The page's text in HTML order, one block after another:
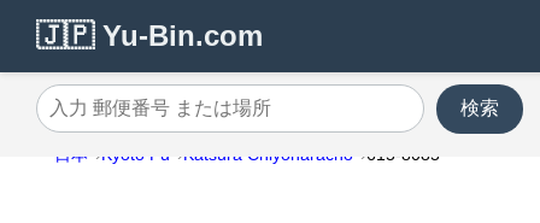
🇯🇵 Yu-Bin.com
入力 郵便番号 または場所
検索
日本 Kyoto Fu Katsura Chiyoharacho 615-8085